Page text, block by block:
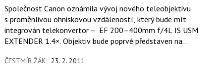
Společnost Canon oznámila vývoj nového teleobjektivu
s proměnlivou ohniskovou vzdáleností, který bude mít
integrován telekonvertor – EF 200–400mm f/4L IS USM
EXTENDER 1.4×. Objektiv bude poprvé představen na
ČESTMÍR ŽÁK 23. 2. 2011